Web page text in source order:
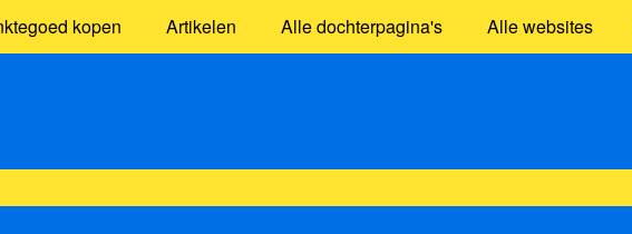
kopen Artikelen Alle dochterpagina's Alle websites